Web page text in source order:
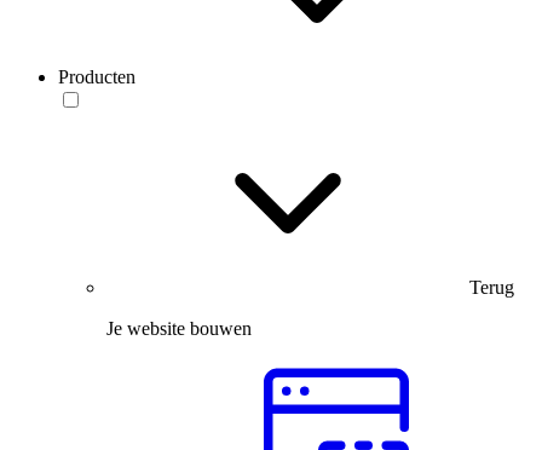
Producten
Terug
Je website bouwen